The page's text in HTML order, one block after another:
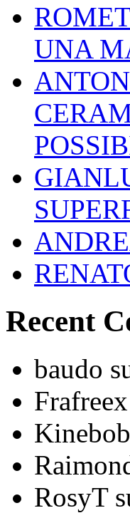
UNA
Recent
baudo
Frafreex
Kinebob
RosyT